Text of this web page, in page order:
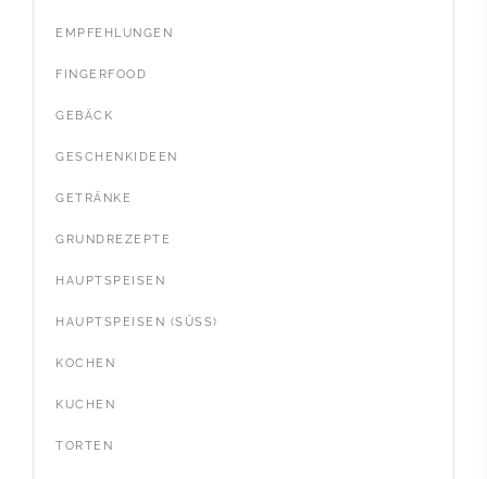
EMPFEHLUNGEN
FINGERFOOD
GEBÄCK
GESCHENKIDEEN
GETRÄNKE
GRUNDREZEPTE
HAUPTSPEISEN
HAUPTSPEISEN (SÜSS)
KOCHEN
KUCHEN
TORTEN